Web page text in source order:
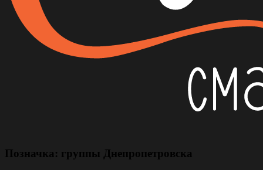
Позначка: группы Днепропетровска